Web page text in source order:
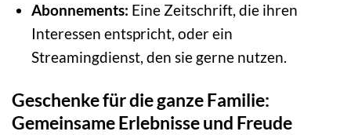
Abonnements: Eine Zeitschrift, die ihren
Interessen entspricht, oder ein
Streamingdienst, den sie gerne nutzen.
Geschenke für die ganze Familie:
Gemeinsame Erlebnisse und Freude